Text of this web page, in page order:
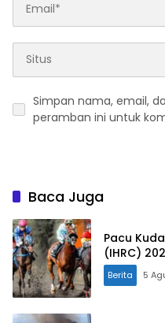
Simpan nama, email,
peramban ini untuk
Baca Juga
Pacu
(IHRC)
Berita 5